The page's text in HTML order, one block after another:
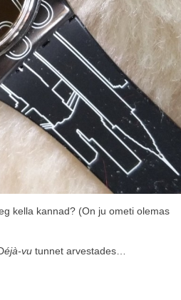
kella kannad? (On ju ometi olemas
éjà-vu tunnet arvestades…